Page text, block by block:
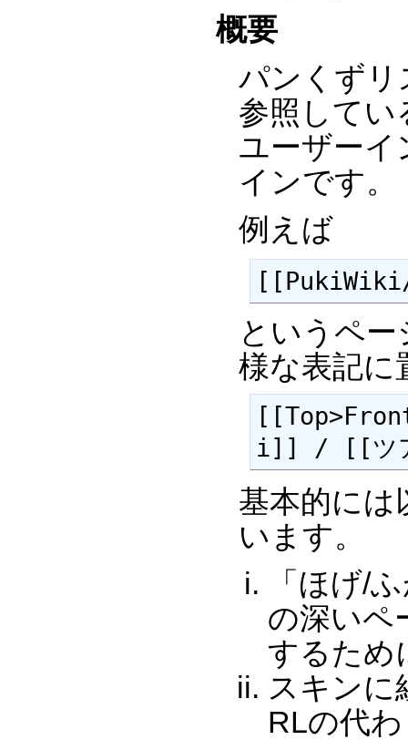
概要
パンくずリ
参照してい
ユーザーイ
インです。
例えば
というペ
様な表記に
i]] / [[ツア
基本的には
います。
「ほげ/
の深いペ
するため
スキンに
RLの代